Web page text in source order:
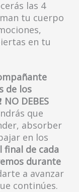
las 4
tu cuerpo
en tu
de los
❗ NO DEBES
que
absorber
en los
final de cada
durante
a avanzar
continúes.